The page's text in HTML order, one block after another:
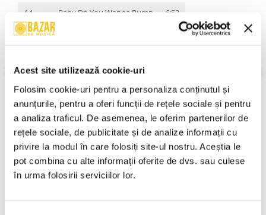
Acest site utilizează cookie-uri
Folosim cookie-uri pentru a personaliza conținutul și
anunțurile, pentru a oferi funcții de rețele sociale și pentru
a analiza traficul. De asemenea, le oferim partenerilor de
rețele sociale, de publicitate și de analize informații cu
privire la modul în care folosiți site-ul nostru. Aceștia le
pot combina cu alte informații oferite de dvs. sau culese
în urma folosirii serviciilor lor.
A4
Baby Do You Wanna Bump
6:53
B1
B3
Got A Man On My Mind
B4
Lovin' Or Leavin' 4:30
VEZI MAI MULT
An Lansare:2017
Stil:
Funk / Soul ; Disco
Stare Disc:Mint (M)
Stare Coperta:Mint (M)